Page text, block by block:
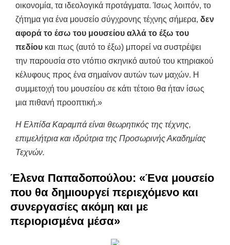
οικονομία, τα ιδεολογικά προτάγματα. Ίσως λοιπόν, το
ζήτημα για ένα μουσείο σύγχρονης τέχνης σήμερα, δεν
αφορά το έσω του μουσείου αλλά το έξω του
πεδίου και πως (αυτό το έξω) μπορεί να συστρέψει
την παρουσία στο ντόπιο σκηνικό αυτού του κτηριακού
κέλυφους προς ένα σημαίνον αυτών των μαχών. Η
συμμετοχή του μουσείου σε κάτι τέτοιο θα ήταν ίσως
μια πιθανή προοπτική.»
Η Ελπίδα Καραμπά είναι θεωρητικός της τέχνης,
επιμελήτρια και ιδρύτρια της Προσωρινής Ακαδημίας
Τεχνών.
Έλενα Παπαδοπούλου: «Ένα μουσείο
που θα δημιουργεί περιεχόμενο και
συνεργασίες ακόμη και με
περιορισμένα μέσα»